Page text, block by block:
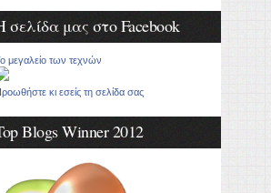
σελίδα μας στο Facebook
μεγαλείο των τεχνών
κι εσείς τη σελίδα σας
Blogs Winner 2012